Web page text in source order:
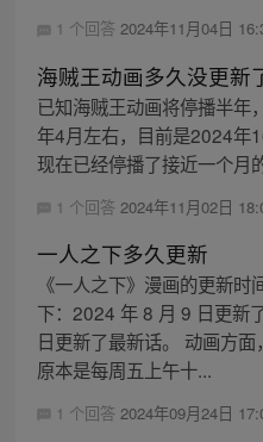
1 个回答 2024年11月04日
海贼王动画多久没更新
已知海贼王动画将停播半
年4月左右，目前是2024年
现在已经停播了接近一个月
1 个回答 2024年11月02日
一人之下多久更新
《一人之下》漫画的更新
下：2024 年 8 月 9 日更新
日更新了最新话。 动画方
原本是每周五上午十...
1 个回答 2024年09月24日